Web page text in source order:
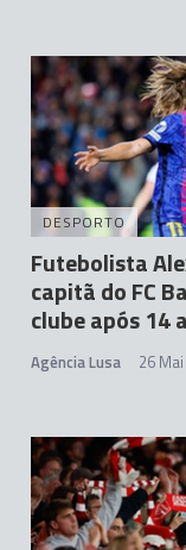
DESPORTO
Futebolista
capitã do FC
clube após 14
Agência Lusa 26